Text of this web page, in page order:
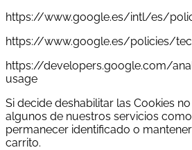
https://www.google.es/intl/es/
https://www.google.es/policies/
https://developers.google.com/
usage
Si decide deshabilitar las Cookies
algunos de nuestros servicios
permanecer identificado o
carrito.